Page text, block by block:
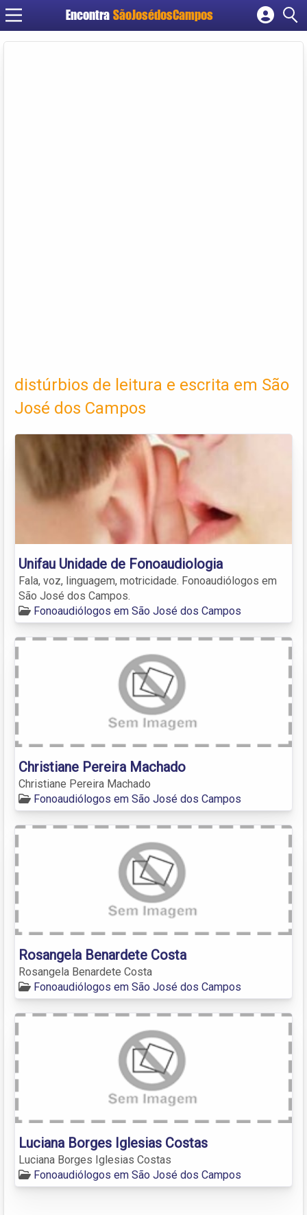
Encontra SãoJosédosCampos
Cadastrar empresa
distúrbios de leitura e escrita em São
José dos Campos
Unifau Unidade de Fonoaudiologia
Fala, voz, linguagem, motricidade. Fonoaudiólogos em
São José dos Campos.
Fonoaudiólogos em São José dos Campos
Christiane Pereira Machado
Christiane Pereira Machado
Fonoaudiólogos em São José dos Campos
Rosangela Benardete Costa
Rosangela Benardete Costa
Fonoaudiólogos em São José dos Campos
Luciana Borges Iglesias Costas
Luciana Borges Iglesias Costas
Fonoaudiólogos em São José dos Campos